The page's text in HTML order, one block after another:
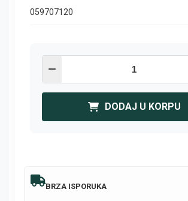
059707120
DODAJ U KORPU
BRZA ISPORUKA